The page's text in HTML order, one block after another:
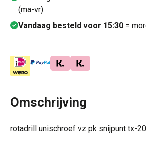
(ma-vr)
Vandaag besteld voor 15:30 =
Omschrijving
rotadrill unischroef vz pk snijpunt tx-